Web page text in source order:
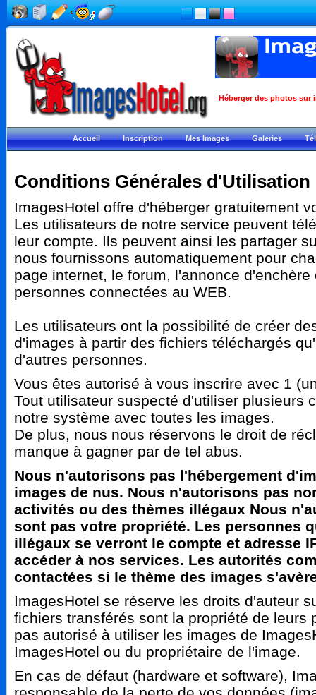
Héberger des photos sur
Accueil Inscription Mes Images Galeries
Conditions Générales d'Utilisation
ImagesHotel offre d'héberger gratuitement
Les utilisateurs de notre service peuvent
leur compte. Ils peuvent ainsi les partager
nous fournissons automatiquement pour
page internet, le forum, l'annonce
personnes connectées au WEB.
Les utilisateurs ont la possibilité de créer
d'images à partir des fichiers téléchargés
d'autres personnes.
Vous êtes autorisé à vous inscrire avec 1
Tout utilisateur suspecté d'utiliser plusieurs
notre système avec toutes les images.
De plus, nous nous réservons le droit de
manque à gagner par de tel abus.
Nous n'autorisons pas l'hébergement
images de nus. Nous n'autorisons pas
activités ou des thèmes illégaux Nous
sont pas votre propriété. Les personnes
illégaux se verront le compte et adresse
accéder à nos services. Les autorités
contactées si le thème des images
ImagesHotel se réserve les droits d'auteur
fichiers transférés sont la propriété de leurs
pas autorisé à utiliser les images de
ImagesHotel ou du propriétaire de l'image.
En cas de défaut (hardware et software),